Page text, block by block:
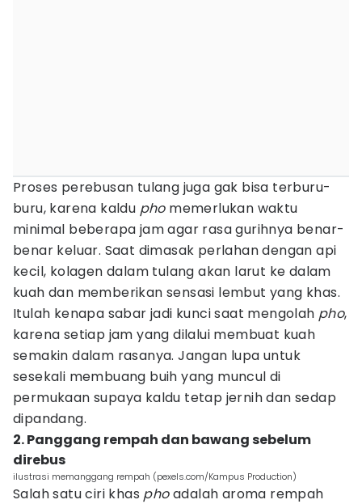
Proses perebusan tulang juga gak bisa terburu-
buru, karena kaldu pho memerlukan waktu
minimal beberapa jam agar rasa gurihnya benar-
benar keluar. Saat dimasak perlahan dengan api
kecil, kolagen dalam tulang akan larut ke dalam
kuah dan memberikan sensasi lembut yang khas.
Itulah kenapa sabar jadi kunci saat mengolah pho,
karena setiap jam yang dilalui membuat kuah
semakin dalam rasanya. Jangan lupa untuk
sesekali membuang buih yang muncul di
permukaan supaya kaldu tetap jernih dan sedap
dipandang.
2. Panggang rempah dan bawang sebelum
direbus
ilustrasi memanggang rempah (pexels.com/Kampus Production)
Salah satu ciri khas phoadalah aroma rempah